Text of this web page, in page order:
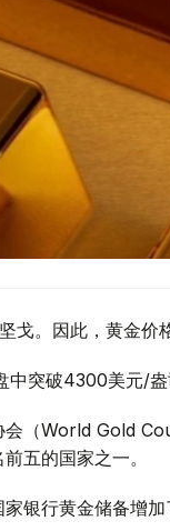
戈。因此，黄金价
突破4300美元/盎
会（World Gold
五的国家之一。
银行黄金储备增加